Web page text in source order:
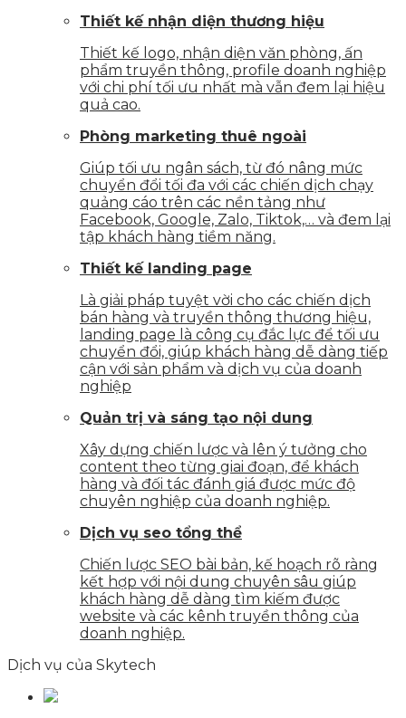
Thiết kế nhận diện thương hiệu
Thiết kế logo, nhận diện văn phòng, ấn
phẩm truyền thông, profile doanh nghiệp
với chi phí tối ưu nhất mà vẫn đem lại hiệu
quả cao.
Phòng marketing thuê ngoài
Giúp tối ưu ngân sách, từ đó nâng mức
chuyển đổi tối đa với các chiến dịch chạy
quảng cáo trên các nền tảng như
Facebook, Google, Zalo, Tiktok,… và đem lại
tập khách hàng tiềm năng.
Thiết kế landing page
Là giải pháp tuyệt vời cho các chiến dịch
bán hàng và truyền thông thương hiệu,
landing page là công cụ đắc lực để tối ưu
chuyển đổi, giúp khách hàng dễ dàng tiếp
cận với sản phẩm và dịch vụ của doanh
nghiệp
Quản trị và sáng tạo nội dung
Xây dựng chiến lược và lên ý tưởng cho
content theo từng giai đoạn, để khách
hàng và đối tác đánh giá được mức độ
chuyên nghiệp của doanh nghiệp.
Dịch vụ seo tổng thể
Chiến lược SEO bài bản, kế hoạch rõ ràng
kết hợp với nội dung chuyên sâu giúp
khách hàng dễ dàng tìm kiếm được
website và các kênh truyền thông của
doanh nghiệp.
Dịch vụ của Skytech